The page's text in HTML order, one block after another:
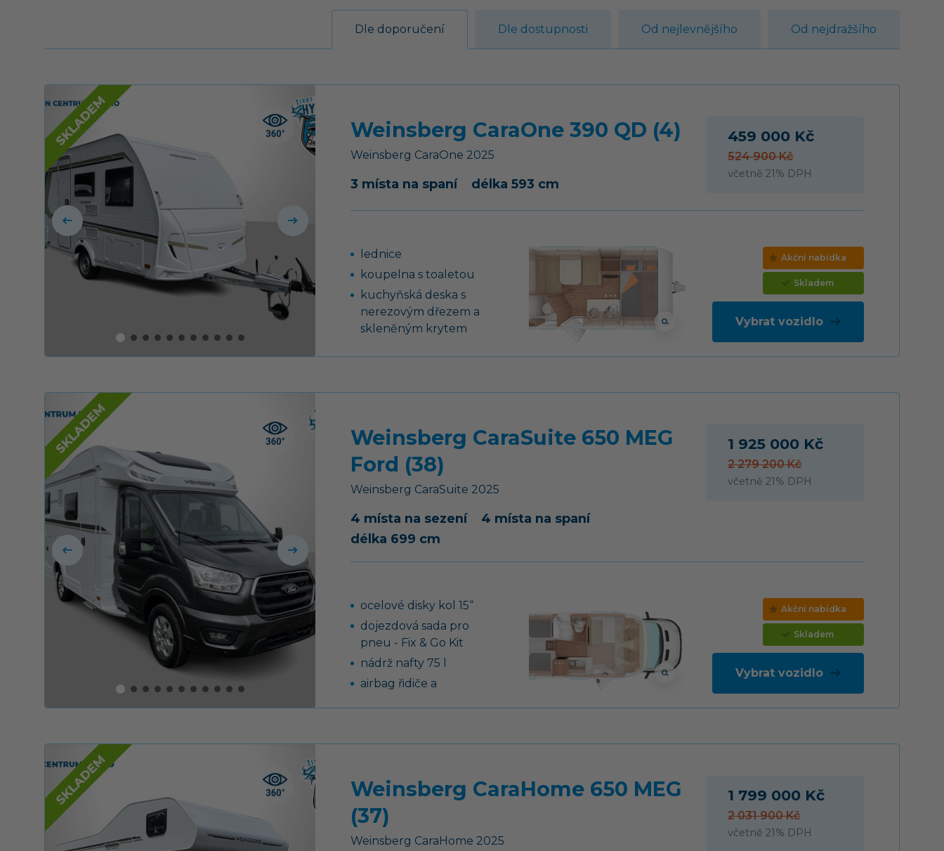
Dle doporučení Dle dostupnosti Od nejlevnějšího Od nejdražšího
Weinsberg CaraOne 390 QD (4)
Weinsberg CaraOne 2025
3 místa na spaní délka 593 cm
459 000 Kč
524 900 Kč
včetně 21% DPH
lednice
koupelna s toaletou
kuchyňská deska s
nerezovým dřezem a
skleněným krytem
pohodlné sezení
přestavitelné na lůžko
Akční nabídka
Skladem
Vybrat vozidlo
Weinsberg CaraSuite 650 MEG
Ford (38)
Weinsberg CaraSuite 2025
4 místa na sezení
4 místa na spaní
délka 699 cm
1 925 000 Kč
2 279 200 Kč
včetně 21% DPH
ocelové disky kol 15“
dojezdová sada pro
pneu - Fix & Go Kit
nádrž nafty 75 l
airbag řidiče a
10 l bojlerem
záruka těsnosti nástavby
10 let
Akční nabídka
Skladem
Vybrat vozidlo
Weinsberg CaraHome 650 MEG
(37)
Weinsberg CaraHome 2025
1 799 000 Kč
2 031 900 Kč
včetně 21% DPH